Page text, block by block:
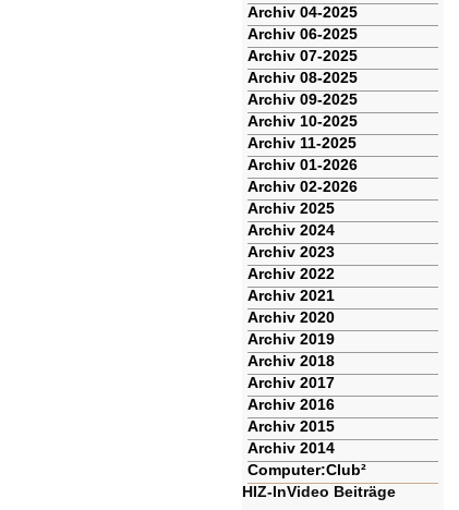
Archiv 04-2025
Archiv 06-2025
Archiv 07-2025
Archiv 08-2025
Archiv 09-2025
Archiv 10-2025
Archiv 11-2025
Archiv 01-2026
Archiv 02-2026
Archiv 2025
Archiv 2024
Archiv 2023
Archiv 2022
Archiv 2021
Archiv 2020
Archiv 2019
Archiv 2018
Archiv 2017
Archiv 2016
Archiv 2015
Archiv 2014
Computer:Club²
HIZ-InVideo Beiträge